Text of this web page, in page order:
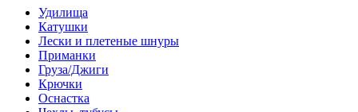
Удилища
Катушки
Лески и плетеные шнуры
Приманки
Груза/Джиги
Крючки
Оснастка